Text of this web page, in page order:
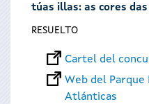
túas illas: as cores
RESUELTO
Cartel del
Web del Parque
Atlánticas